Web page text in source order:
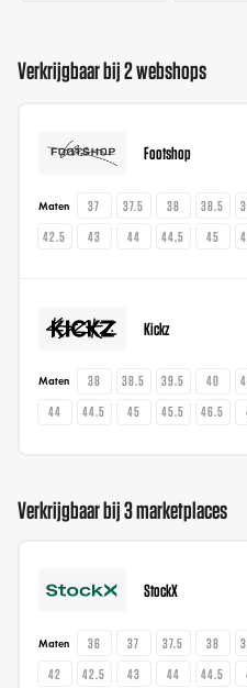
Verkrijgbaar bij 2 webshops
Footshop
Maten 37 37.5 38 38.5
42.5
43 44 44.5 45
Kickz
Maten 38 38.5 39.5 40
44
44.5 45 45.5 46.5
Verkrijgbaar bij 3 marketplaces
StockX
Maten 36 37 37.5 38
42
42.5 43 44 44.5